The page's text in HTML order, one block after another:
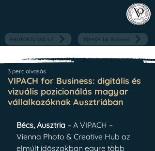
PHOTOSTUDIO v.7 VIPACH for Business
VIPACH for Business: digitális és
vizuális pozicionálás magyar
vállalkozóknak Ausztriában
3 perc olvasás
Bécs, Ausztria – A VIPACH –
Vienna Photo & Creative Hub az
elmúlt időszakban egyre több